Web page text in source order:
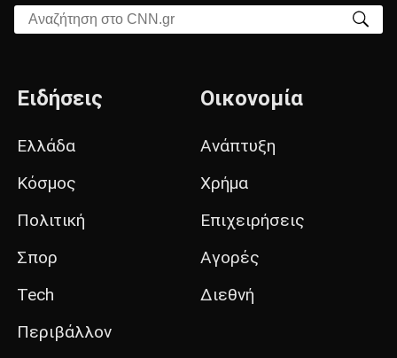
Αναζήτηση στο CNN.gr
Ειδήσεις
Ελλάδα
Κόσμος
Πολιτική
Σπορ
Tech
Περιβάλλον
Οικονομία
Ανάπτυξη
Χρήμα
Επιχειρήσεις
Αγορές
Διεθνή